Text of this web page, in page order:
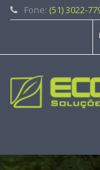
Fone: (51) 3022-